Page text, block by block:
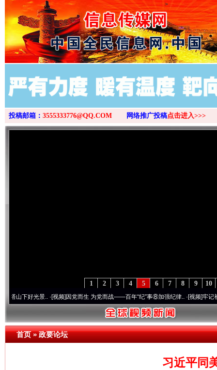
>
投稿邮箱： 3555333776@QQ.COM 网络推广投稿点击进入>>>
10
9
8
7
6
5
4
3
2
1
视频]因党而生 为党而战——百年“纪”事⑧加强纪律..·[视频]牢记初心使命 奋进复兴
首页»政要论坛
习近平同